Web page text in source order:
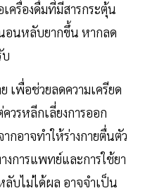
ครื่องดื่มที่มีสารกระตุ้น
อนหลับยากขึ้น หากลด
เพื่อช่วยลดความเครียด
วรหลีกเลี่ยงการออก
กอาจทำให้ร่างกายตื่นตัว
การแพทย์และการใช้ยา
บไม่ได้ผล อาจจำเป็น